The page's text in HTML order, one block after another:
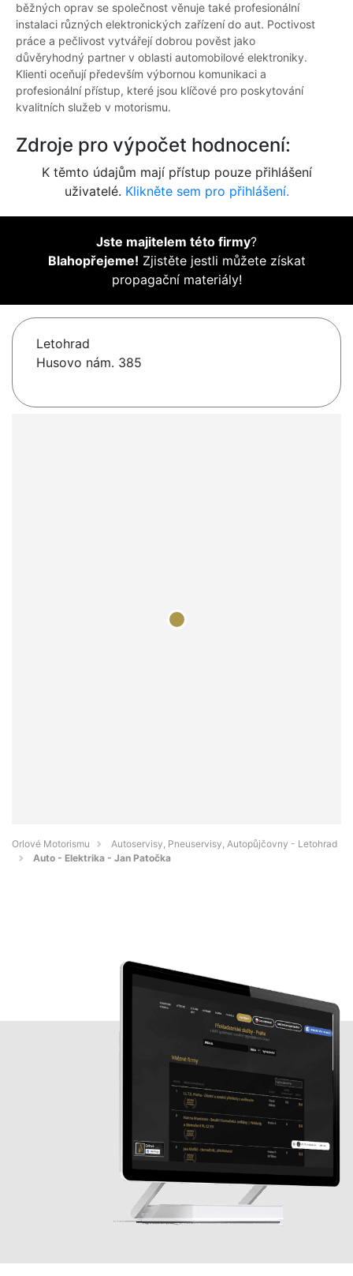
běžných oprav se společnost věnuje také profesionální
instalaci různých elektronických zařízení do aut. Poctivost
práce a pečlivost vytvářejí dobrou pověst jako
důvěryhodný partner v oblasti automobilové elektroniky.
Klienti oceňují především výbornou komunikaci a
profesionální přístup, které jsou klíčové pro poskytování
kvalitních služeb v motorismu.
Zdroje pro výpočet hodnocení:
K těmto údajům mají přístup pouze přihlášení
uživatelé. Klikněte sem pro přihlášení.
Jste majitelem této firmy?
Blahopřejeme! Zjistěte jestli můžete získat
propagační materiály!
Letohrad
Husovo nám. 385
Orlové Motorismu
Autoservisy, Pneuservisy, Autopůjčovny - Letohrad
Auto - Elektrika - Jan Patočka